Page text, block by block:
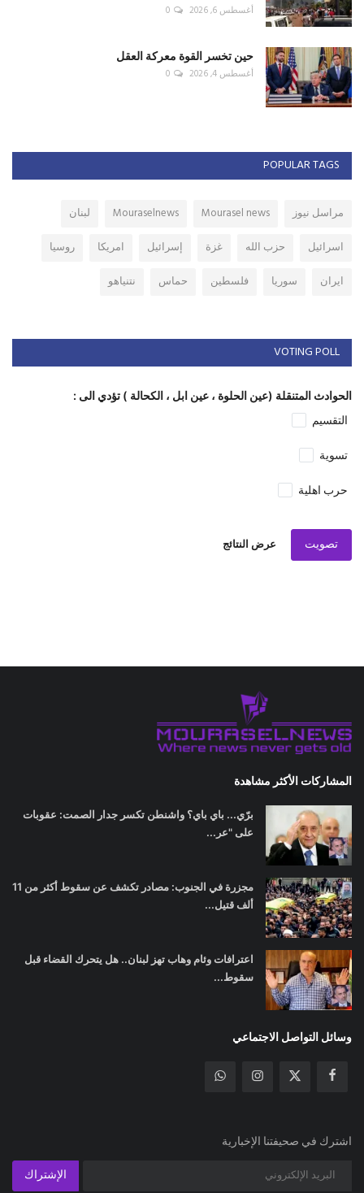
أغسطس 6, 2026 0
حين تخسر القوة معركة العقل
أغسطس 4, 2026 0
POPULAR TAGS
مراسل نيوز Mourasel news
Mouraselnews
لبنان
اسرائيل
حزب الله غزة إسرائيل امريكا
روسيا
ايران
سوريا فلسطين حماس نتنياهو
VOTING POLL
الحوادث المتنقلة (عين الحلوة ، عين ابل ، الكحالة ) تؤدي الى :
التقسيم
تسوية
حرب اهلية
تصويت عرض النتائج
المشاركات الأكثر مشاهدة
برّي... باي باي؟ واشنطن تكسر جدار الصمت: عقوبات
على "عر...
مجزرة في الجنوب: مصادر تكشف عن سقوط أكثر من 11
ألف قتيل...
اعترافات وئام وهاب تهز لبنان.. هل يتحرك القضاء قبل
سقوط...
وسائل التواصل الاجتماعي
اشترك في صحيفتنا الإخبارية
الإشتراك